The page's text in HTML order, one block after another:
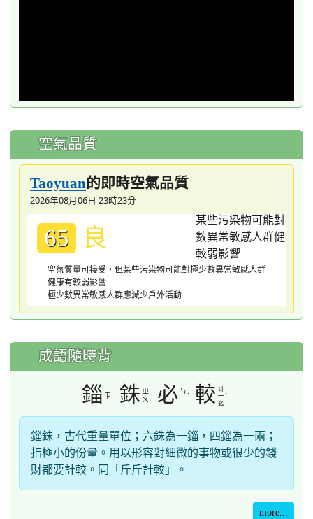
空氣品質
Taoyuan的即時空氣品質
2026年08月06日 23時23分
65 良
空氣質量可接受，但某些污染物可能對極少數異常敏感人群
健康有較弱影響
極少數異常敏感人群應減少戶外活動
成語隨時背
錙 ㄗ 銖 ㄓ
ㄨ
必 ㄅ
ㄧ ˋ 較 ㄐ
ㄧ
ㄠ
ˋ
錙銖，古代重量單位；六銖為一錙，四錙為一兩；
指極小的份量。用以形容對細微的事物或很少的錢
財都要計較。同「斤斤計較」。
more...